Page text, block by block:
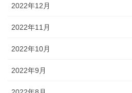
2022年12月
2022年11月
2022年10月
2022年9月